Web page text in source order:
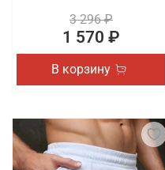
3 296 ₽
1 570 ₽
В корзину